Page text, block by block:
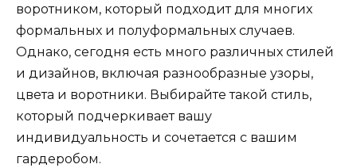
воротником, который подходит для многих
формальных и полуформальных случаев.
Однако, сегодня есть много различных стилей
и дизайнов, включая разнообразные узоры,
цвета и воротники. Выбирайте такой стиль,
который подчеркивает вашу
индивидуальность и сочетается с вашим
гардеробом.